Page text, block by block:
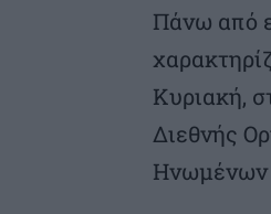
Πάνω από
Κυριακή,
Διεθνής
Ηνωμένων